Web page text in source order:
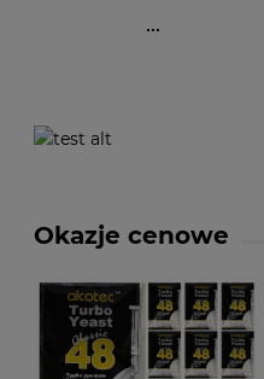
...
Okazje cenowe